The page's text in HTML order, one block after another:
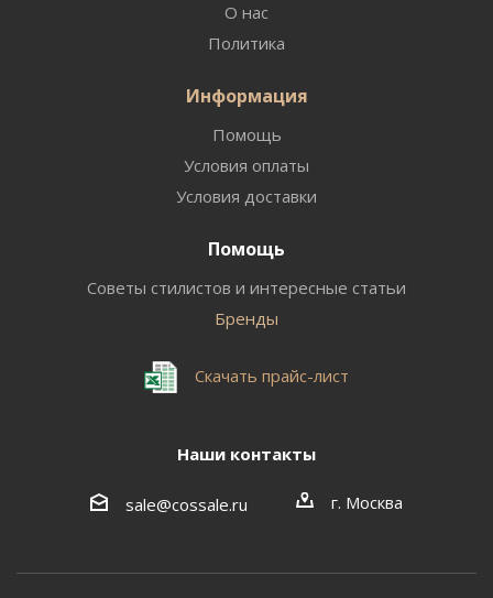
О нас
Политика
Информация
Помощь
Условия оплаты
Условия доставки
Помощь
Советы стилистов и интересные статьи
Бренды
Скачать прайс-лист
Наши контакты
sale@cossale.ru г. Москва